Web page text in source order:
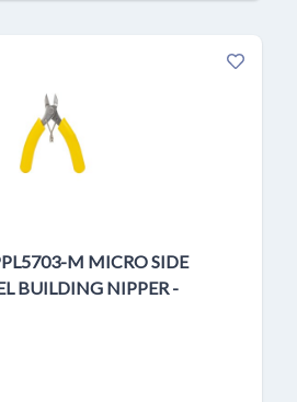
M MICRO SIDE
BUILDING NIPPER -